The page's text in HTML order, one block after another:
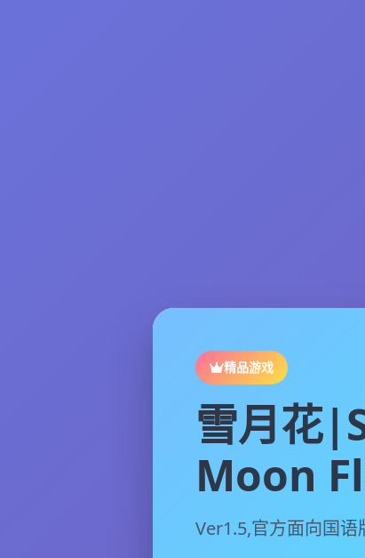
精品游戏
雪月花
Moon
Ver1.5,官方面向国语